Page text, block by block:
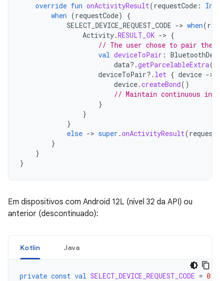
override fun onActivityResult(requestCode : Int
when (requestCode)
{
SELECT_DEVICE_REQUEST_CODE -> when(
Activity.RESULT_OK -> {
// The user chose to pair the
val deviceToPair :
data?.getParcelableExtra(
deviceToPair?. let { device -
device.createBond()
// Maintain continuous
}
}
}
else -> super .onActivityResult(
}
}
}
Em dispositivos com Android 12L (nível 32 da API) ou
anterior (descontinuado):
Kotlin Java
private const val SELECT_DEVICE_REQUEST_CODE = 0